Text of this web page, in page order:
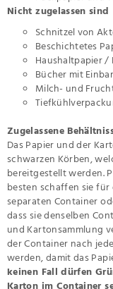
Nicht zugelassen sind
Schnitzel von
Beschichtetes
Haushaltpapier /
Bücher mit
Milch- und
Zugelassene
Das Papier und der
schwarzen Körben,
bereitgestellt werden.
besten schaffen sie
separaten Container
dass sie denselben
und Kartonsammlung
der Container nach
werden, damit das
keinen Fall dürfen
Karton im Container